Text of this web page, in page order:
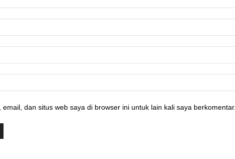
email, dan situs web saya di browser ini untuk lain kali saya berkomentar.